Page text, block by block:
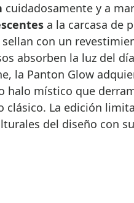
cuidadosamente y a
a la carcasa de
sellan con un
absorben la luz del
la Panton Glow
halo místico que
clásico. La edición
del diseño con su